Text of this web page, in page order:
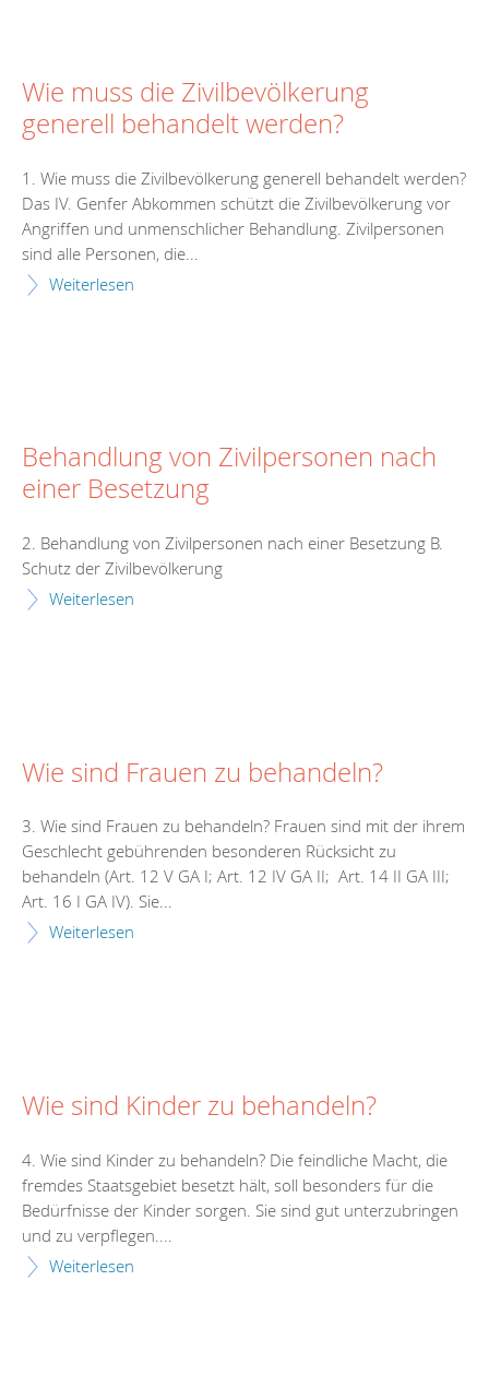
Wie muss die Zivilbevölkerung
generell behandelt werden?
1. Wie muss die Zivilbevölkerung generell behandelt werden?
Das IV. Genfer Abkommen schützt die Zivilbevölkerung vor
Angriffen und unmenschlicher Behandlung. Zivilpersonen
sind alle Personen, die...
Weiterlesen
Behandlung von Zivilpersonen nach
einer Besetzung
2. Behandlung von Zivilpersonen nach einer Besetzung B.
Schutz der Zivilbevölkerung
Weiterlesen
Wie sind Frauen zu behandeln?
3. Wie sind Frauen zu behandeln? Frauen sind mit der ihrem
Geschlecht gebührenden besonderen Rücksicht zu
behandeln (Art. 12 V GA I; Art. 12 IV GA II; Art. 14 II GA III;
Art. 16 I GA IV). Sie...
Weiterlesen
Wie sind Kinder zu behandeln?
4. Wie sind Kinder zu behandeln? Die feindliche Macht, die
fremdes Staatsgebiet besetzt hält, soll besonders für die
Bedürfnisse der Kinder sorgen. Sie sind gut unterzubringen
und zu verpflegen....
Weiterlesen